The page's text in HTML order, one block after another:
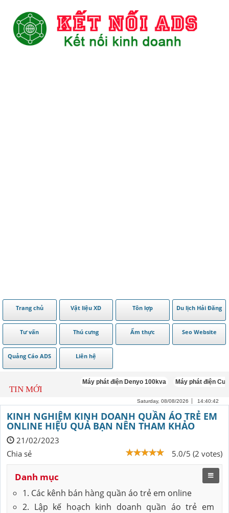
Trang chủ Vật liệu XD Tôn lợp Du lịch Hải Đăng
Tư vấn Thú cưng Ẩm thực Seo Website
Quảng Cáo ADS Liên hệ
TIN MỚI
Máy phát điện Denyo 100kva Máy phát điện
Saturday, 08/08/2026 14:40:43
KINH NGHIỆM KINH DOANH QUẦN ÁO TRẺ EM
ONLINE HIỆU QUẢ BẠN NÊN THAM KHẢO
21/02/2023
5.0/5 (2 votes)
Chia sẻ
Danh mục
1. Các kênh bán hàng quần áo trẻ em online
2. Lập kế hoạch kinh doanh quần áo trẻ em